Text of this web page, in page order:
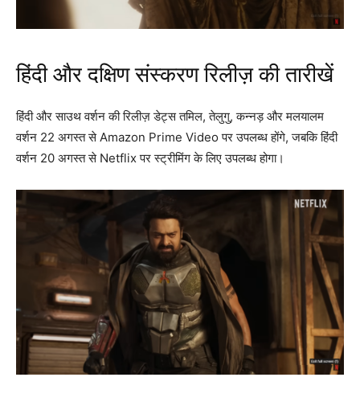
हिंदी और दक्षिण संस्करण रिलीज़ की तारीखें
हिंदी और साउथ वर्शन की रिलीज़ डेट्स तमिल, तेलुगु, कन्नड़ और मलयालम
वर्शन 22 अगस्त से Amazon Prime Video पर उपलब्ध होंगे, जबकि हिंदी
वर्शन 20 अगस्त से Netflix पर स्ट्रीमिंग के लिए उपलब्ध होगा।